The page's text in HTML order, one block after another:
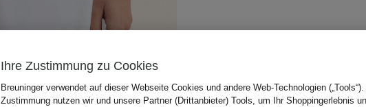
Ihre Zustimmung zu Cookies
Breuninger verwendet auf dieser Webseite Cookies und andere Web-Technologien
Zustimmung nutzen wir und unsere Partner (Drittanbieter) Tools, um Ihr Shoppingerlebnis